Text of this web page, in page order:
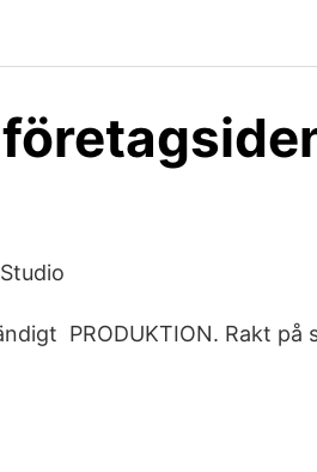
PRODUKTION. Rakt på